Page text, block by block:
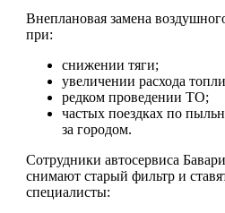
Внеплановая замена
при:
снижении тяги;
увеличении расхода
редком проведении ТО;
частых поездках по
за городом.
Сотрудники автосервиса
снимают старый фильтр и
специалисты: